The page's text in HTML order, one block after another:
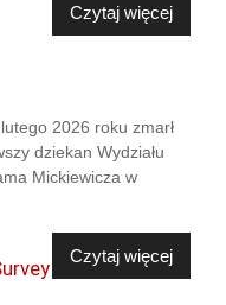
Czytaj więcej
2026 roku zmarł
dziekan Wydziału
Mickiewicza w
Czytaj więcej